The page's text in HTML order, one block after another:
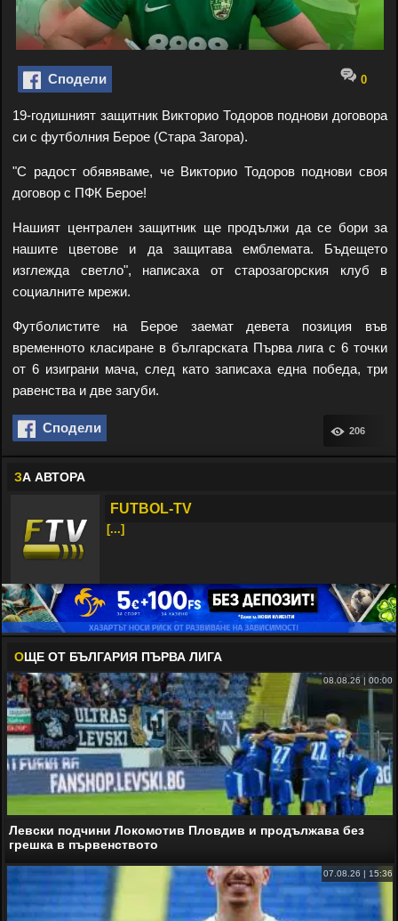
Сподели 0
19-годишният защитник Викторио Тодоров поднови договора
си с футболния Берое (Стара Загора).
"С радост обявяваме, че Викторио Тодоров поднови своя
договор с ПФК Берое!
Нашият централен защитник ще продължи да се бори за
нашите цветове и да защитава емблемата. Бъдещето
изглежда светло", написаха от старозагорския клуб в
социалните мрежи.
Футболистите на Берое заемат девета позиция във
временното класиране в българската Първа лига с 6 точки
от 6 изиграни мача, след като записаха една победа, три
равенства и две загуби.
Сподели 206
ЗА АВТОРА
FUTBOL-TV
[...]
ОЩЕ ОТ БЪЛГАРИЯ ПЪРВА ЛИГА
08.08.26 | 00:00
Левски подчини Локомотив Пловдив и продължава без
грешка в първенството
07.08.26 | 15:36